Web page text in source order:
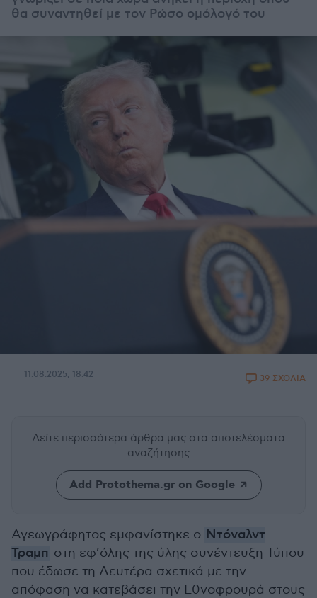
θα συναντηθεί με τον Ρώσο ομόλογό του
11.08.2025, 18:42 39 ΣΧΟΛΙΑ
Δείτε περισσότερα άρθρα μας στα αποτελέσματα
αναζήτησης
Add Protothema.gr on Google
Αγεωγράφητος εμφανίστηκε ο Ντόναλντ
Τραμπ στη εφ’όλης της ύλης συνέντευξη Τύπου
που έδωσε τη Δευτέρα σχετικά με την
απόφαση να κατεβάσει την Εθνοφρουρά στους